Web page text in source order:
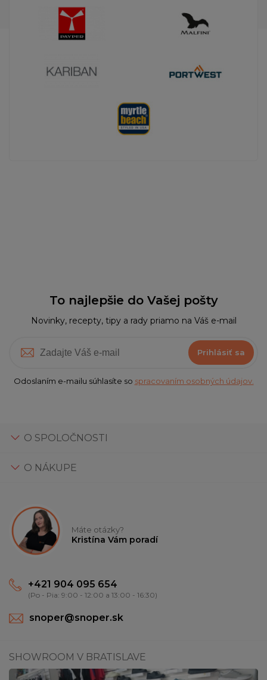
To najlepšie do Vašej pošty
Novinky, recepty, tipy a rady priamo na Váš e-mail
Prihlásiť sa
Odoslaním e-mailu súhlasíte so spracovaním osobných údajov.
O SPOLOČNOSTI
O NÁKUPE
Máte otázky?
Kristína Vám poradí
+421 904 095 654
(Po - Pia: 9:00 - 12:00 a 13:00 - 16:30)
snoper@snoper.sk
SHOWROOM V BRATISLAVE